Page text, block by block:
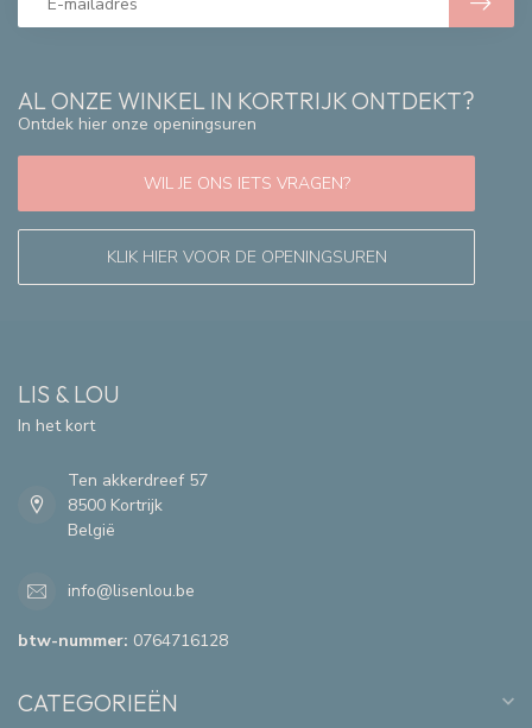
AL ONZE WINKEL IN KORTRIJK ONTDEKT?
Ontdek hier onze openingsuren
WIL JE ONS IETS VRAGEN?
KLIK HIER VOOR DE OPENINGSUREN
LIS & LOU
In het kort
Ten akkerdreef 57
8500 Kortrijk
België
info@lisenlou.be
btw-nummer: 0764716128
CATEGORIEËN